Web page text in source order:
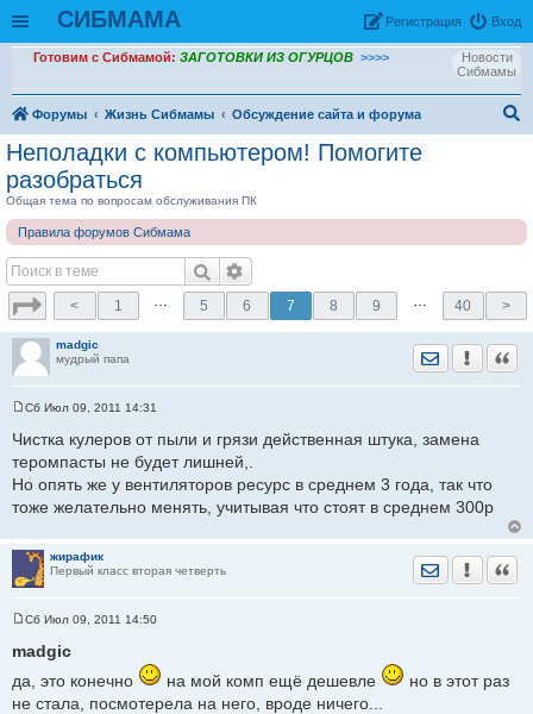
СИБМАМА Вход
Рeгиcтpaция
Новости
Сибмамы
Готовим с Сибмамой: ЗАГОТОВКИ ИЗ ОГУРЦОВ >>>>
Форумы Жизнь Сибмамы
Обсуждение сайта и форума
Неполадки с компьютером! Помогите
разобраться
Общая тема по вопросам обслуживания ПК
Правила форумов Сибмама
< 1 … 5 6 7 8 9 … 40 >
madgic
мудрый папа
Отправить
о
б
щ
е
н
Сб Июл 09, 2011 14:31
Чистка кулеров от пыли и грязи действенная штука, замена
теромпасты не будет лишней,.
Но опять же у вентиляторов ресурс в среднем 3 года, так что
тоже желательно менять, учитывая что стоят в среднем 300р
жирафик
Первый класс вторая четверть
Отправить
о
щ
е
Сб Июл 09, 2011 14:50
madgic
да, это конечно
на мой комп ещё дешевле
но в этот раз
не стала, посмотерела на него, вроде ничего...